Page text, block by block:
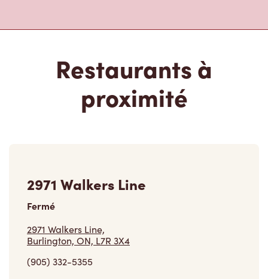
Restaurants à
proximité
2971 Walkers Line
Fermé
2971 Walkers Line,
Burlington, ON, L7R 3X4
(905) 332-5355